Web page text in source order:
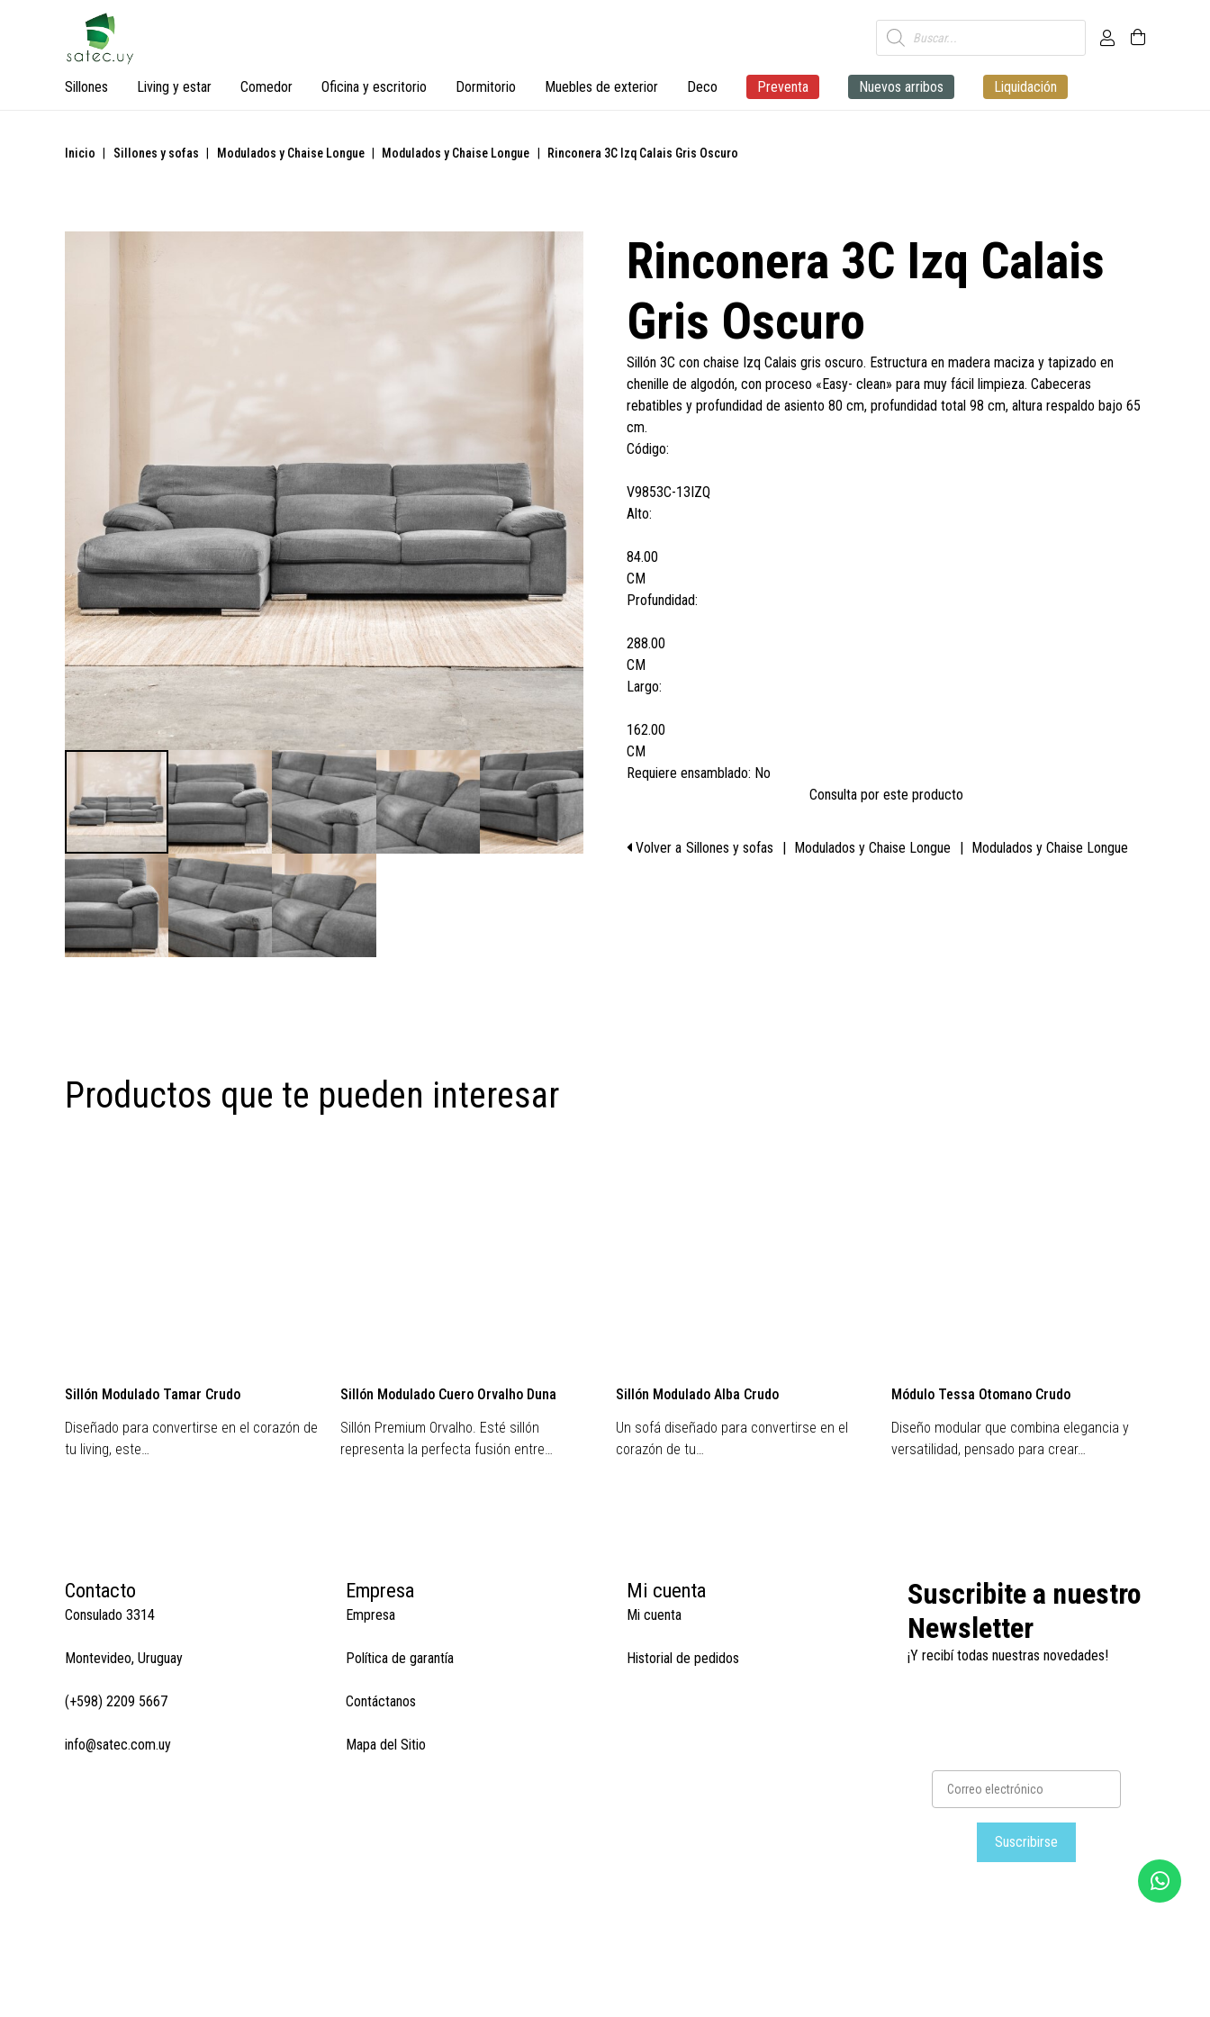
Búsqueda
de
productos
Sillones
Living y estar Comedor Oficina y escritorio Dormitorio Muebles de exterior Deco Preventa Nuevos arribos Liquidación
Inicio Sillones y sofas Modulados y Chaise Longue Modulados y Chaise Longue Rinconera 3C Izq Calais Gris Oscuro
Rinconera 3C Izq Calais
Gris Oscuro
Sillón 3C con chaise Izq Calais gris oscuro. Estructura en madera maciza y tapizado en
chenille de algodón, con proceso «Easy- clean» para muy fácil limpieza. Cabeceras
rebatibles y profundidad de asiento 80 cm, profundidad total 98 cm, altura respaldo bajo 65
cm.
Código:
V9853C-13IZQ
Alto:
84.00
CM
Profundidad:
288.00
CM
Largo:
162.00
CM
Requiere ensamblado: No
Consulta por este producto
Volver a Sillones y sofas | Modulados y Chaise Longue | Modulados y Chaise Longue
Productos que te pueden interesar
Sillón Modulado Tamar Crudo
Diseñado para convertirse en el corazón de
tu living, este…
Sillón Modulado Cuero Orvalho Duna
Sillón Premium Orvalho. Esté sillón
representa la perfecta fusión entre…
Sillón Modulado Alba Crudo
Un sofá diseñado para convertirse en el
corazón de tu…
Módulo Tessa Otomano Crudo
Diseño modular que combina elegancia y
versatilidad, pensado para crear…
Contacto
Consulado 3314
Montevideo, Uruguay
(+598) 2209 5667
info@satec.com.uy
Empresa
Empresa
Política de garantía
Contáctanos
Mapa del Sitio
Mi cuenta
Mi cuenta
Historial de pedidos
Suscribite a nuestro
Newsletter
¡Y recibí todas nuestras novedades!
Suscribirse